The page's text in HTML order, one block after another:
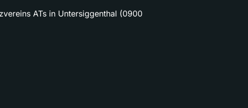
ATs in Untersiggenthal (0900